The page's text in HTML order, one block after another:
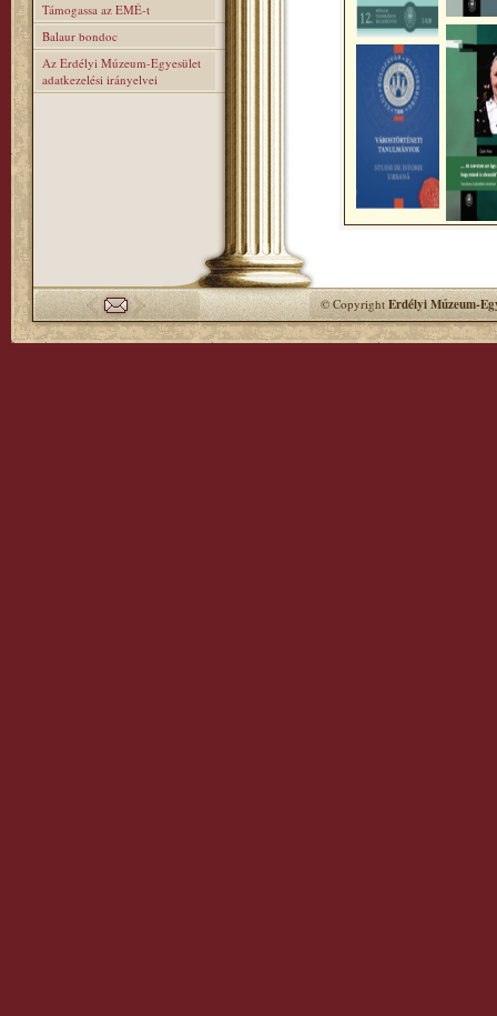
Támogassa az EMÉ-t
Balaur bondoc
Az Erdélyi Múzeum-Egyesület
adatkezelési irányelvei
© CopyrightErdélyi Múzeum-